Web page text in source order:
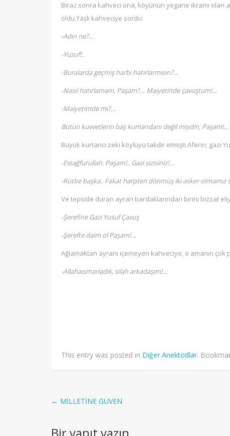
Biraz sonra kahveci ona, köyünün yegane ikramı olan
oldu.Yaşlı kahveciye sordu:
-Adın ne?…
-Yusuf!..
-Buralarda geçmiş harbi hatırlarmısın?…
-Nasıl hatırlamam, Paşam?… Maiyetinde çavuştum!…
-Maiyetimde mi?…
Bütün kuvvetlerin baş kumandanı değil miydin, Paşam!…
Büyük kurtarıcı zeki köylüyü takdir etmişti.Aferin; gazi
-Estağfurullah, Paşam!.. Gazi sizisiniz!…
-Rütbe başka.. Fakat harpten dönmüş iki asker olmamız
Ve tepside duran ayran bardaklarından birini bizzat
-Şerefine Gazi Yusuf Çavuş
-Şerefte daim ol Paşam!…
Ağlamaktan ayranı içemeyen kahveciye, o amanın
-Allahaısmarladık, silah arkadaşım!…
This entry was posted in Diğer Anektodlar.
Post
navigation
← MİLLETİNE GÜVEN